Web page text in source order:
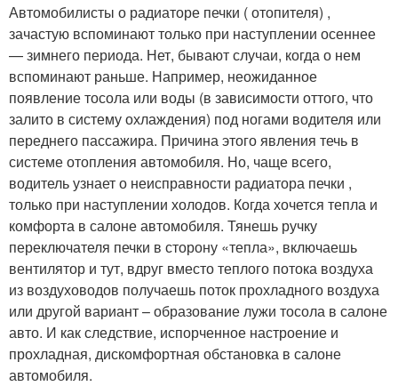
Автомобилисты о радиаторе печки ( отопителя) ,
зачастую вспоминают только при наступлении осеннее
— зимнего периода. Нет, бывают случаи, когда о нем
вспоминают раньше. Например, неожиданное
появление тосола или воды (в зависимости оттого, что
залито в систему охлаждения) под ногами водителя или
переднего пассажира. Причина этого явления течь в
системе отопления автомобиля. Но, чаще всего,
водитель узнает о неисправности радиатора печки ,
только при наступлении холодов. Когда хочется тепла и
комфорта в салоне автомобиля. Тянешь ручку
переключателя печки в сторону «тепла», включаешь
вентилятор и тут, вдруг вместо теплого потока воздуха
из воздуховодов получаешь поток прохладного воздуха
или другой вариант – образование лужи тосола в салоне
авто. И как следствие, испорченное настроение и
прохладная, дискомфортная обстановка в салоне
автомобиля.